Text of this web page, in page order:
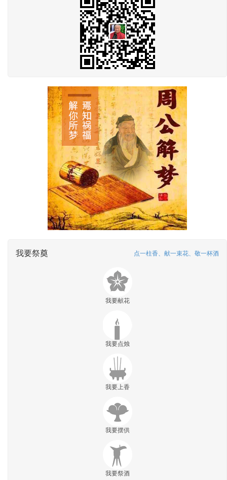
我要祭奠 点一柱香、献一束花、敬一杯酒
我要献花
我要点烛
我要上香
我要摆供
我要祭酒